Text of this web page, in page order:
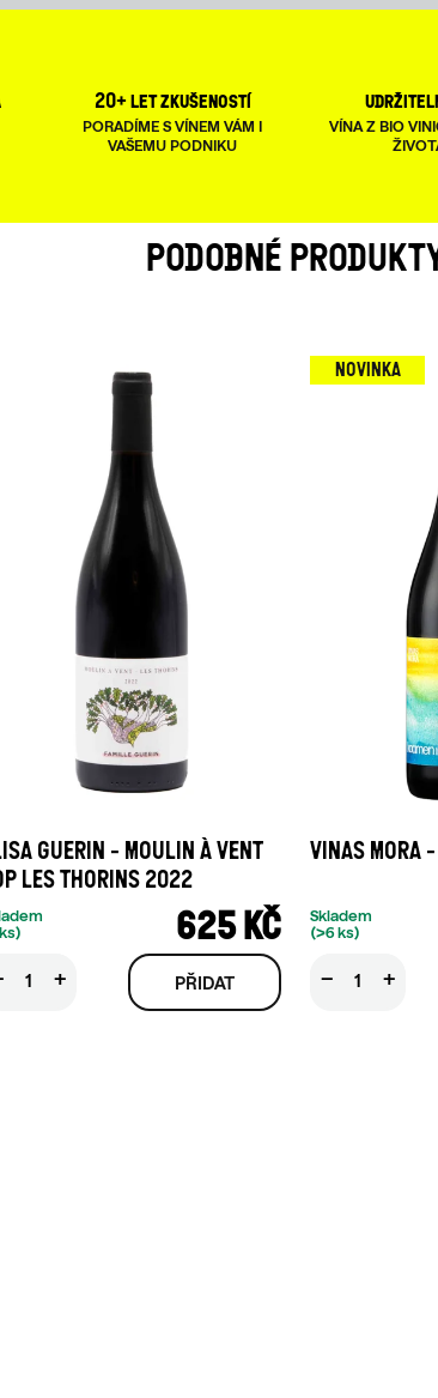
20+ let zkušeností
PORADÍME S VÍNEM VÁM I
VAŠEMU PODNIKU
VÍNA Z BIO
PODOBNÉ
GUERIN - MOULIN À VENT
LES THORINS 2022
625 KČ
+
NOVINKA
VINAS MORA
Skladem
(>6 ks)
+
−